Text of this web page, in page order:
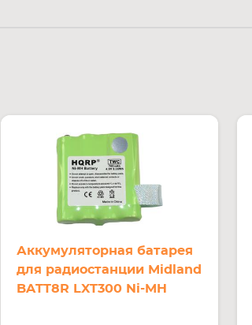
Аккумуляторная батарея
для радиостанции Midland
BATT8R LXT300 Ni-MH